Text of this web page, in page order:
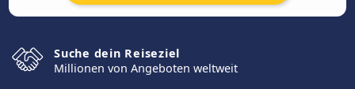
Suche dein Reiseziel
Millionen von Angeboten weltweit